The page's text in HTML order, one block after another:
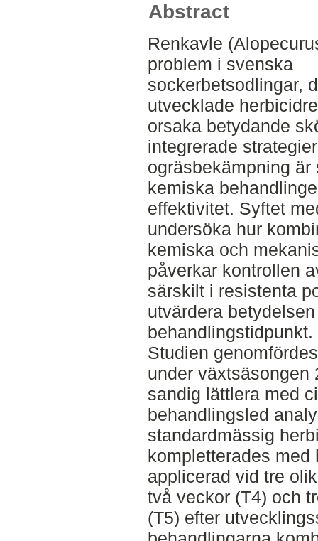
Abstract
Renkavle
problem i svenska
sockerbetsodlingar,
utvecklade
orsaka betydande
integrerade
ogräsbekämpning
kemiska
effektivitet. Syftet
undersöka hur
kemiska och
påverkar kontrollen
särskilt i resistenta
utvärdera
behandlingstidpunkt.
Studien
under växtsäsongen
sandig lättlera med
behandlingsled
standardmässig
kompletterades
applicerad vid tre
två veckor (T4) och
(T5) efter